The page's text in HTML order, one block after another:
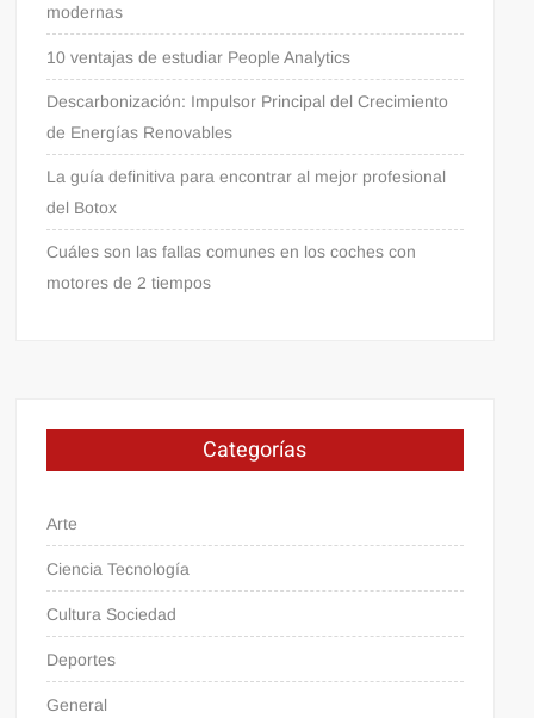
modernas
10 ventajas de estudiar People Analytics
Descarbonización: Impulsor Principal del Crecimiento
de Energías Renovables
La guía definitiva para encontrar al mejor profesional
del Botox
Cuáles son las fallas comunes en los coches con
motores de 2 tiempos
Categorías
Arte
Ciencia Tecnología
Cultura Sociedad
Deportes
General